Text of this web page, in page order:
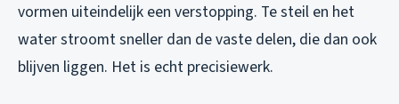
vormen uiteindelijk een verstopping. Te steil en het
water stroomt sneller dan de vaste delen, die dan ook
blijven liggen. Het is echt precisiewerk.